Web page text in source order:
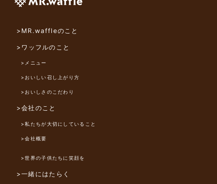
>MR.waffleのこと
>ワッフルのこと
>メニュー
>おいしい召し上がり方
>おいしさのこだわり
>会社のこと
>私たちが大切にしていること
>会社概要
>世界の子供たちに笑顔を
>一緒にはたらく